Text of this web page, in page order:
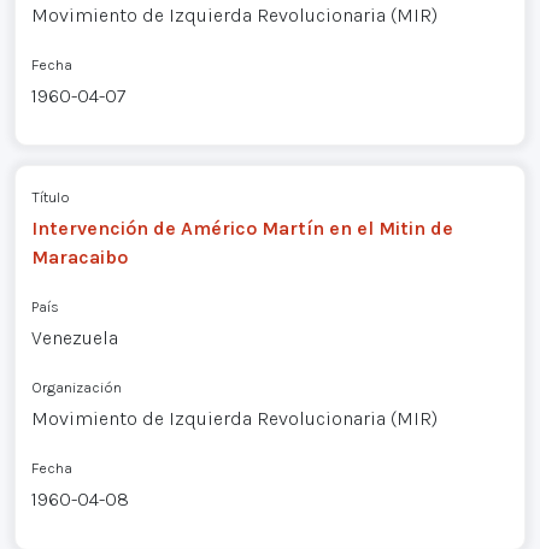
Movimiento de Izquierda Revolucionaria (MIR)
Fecha
1960-04-07
Título
Intervención de Américo Martín en el Mitin de
Maracaibo
País
Venezuela
Organización
Movimiento de Izquierda Revolucionaria (MIR)
Fecha
1960-04-08